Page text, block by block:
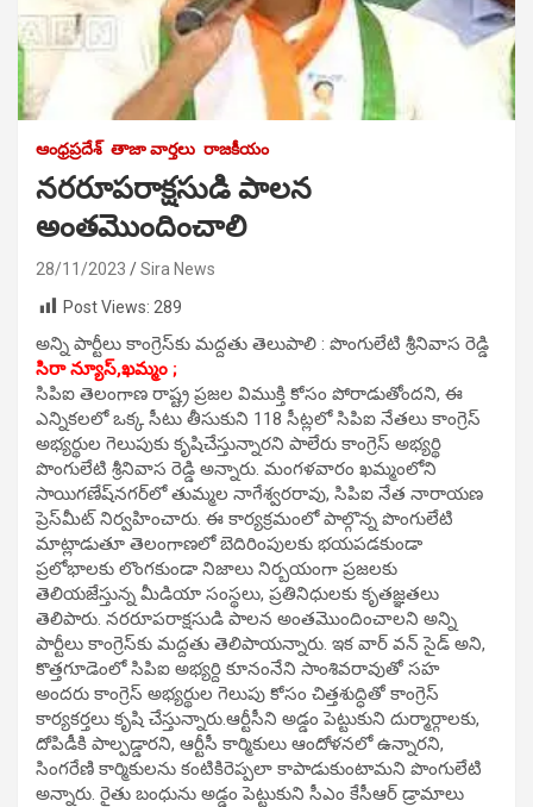
ఆంధ్రప్రదేశ్ తాజా వార్తలు రాజకీయం
నరరూపరాక్షసుడి పాలన
అంతమొందించాలి
28/11/2023
Sira News
Post Views: 289
అన్ని పార్టీలు కాంగ్రెస్‌కు మద్దతు తెలుపాలి : పొంగులేటి శ్రీనివాస రెడ్డి
సిరా న్యూస్,ఖమ్మం ;
సిపిఐ తెలంగాణ రాష్ట్ర ప్రజల విముక్తి కోసం పోరాడుతోందని, ఈ
ఎన్నికలలో ఒక్క సీటు తీసుకుని 118 సీట్లలో సిపిఐ నేతలు కాంగ్రెస్
అభ్యర్థుల గెలుపుకు కృషిచేస్తున్నారని పాలేరు కాంగ్రెస్ అభ్యర్థి
పొంగులేటి శ్రీనివాస రెడ్డి అన్నారు. మంగళవారం ఖమ్మంలోని
సాయిగణేష్‌నగర్‌లో తుమ్మల నాగేశ్వరరావు, సిపిఐ నేత నారాయణ
ప్రెస్‌మీట్ నిర్వహించారు. ఈ కార్యక్రమంలో పాల్గొన్న పొంగులేటి
మాట్లాడుతూ తెలంగాణలో బెదిరింపులకు భయపడకుండా
ప్రలోభాలకు లొంగకుండా నిజాలు నిర్బయంగా ప్రజలకు
తెలియజేస్తున్న మీడియా సంస్థలు, ప్రతినిధులకు కృతజ్ఞతలు
తెలిపారు. నరరూపరాక్షసుడి పాలన అంతమొందించాలని అన్ని
పార్టీలు కాంగ్రెస్‌కు మద్దతు తెలిపాయన్నారు. ఇక వార్ వన్ సైడ్ అని,
కొత్తగూడెంలో సిపిఐ అభ్యర్ది కూనంనేని సాంశివరావుతో సహ
అందరు కాంగ్రెస్ అభ్యర్థుల గెలుపు కోసం చిత్తశుద్ధితో కాంగ్రెస్
కార్యకర్తలు కృషి చేస్తున్నారు.ఆర్టీసీని అడ్డం పెట్టుకుని దుర్మార్గాలకు,
దోపిడీకి పాల్పడ్డారని, ఆర్టీసీ కార్మికులు ఆందోళనలో ఉన్నారని,
సింగరేణి కార్మికులను కంటికిరెప్పలా కాపాడుకుంటామని పొంగులేటి
అన్నారు. రైతు బంధును అడ్డం పెట్టుకుని సీఎం కేసీఆర్ డ్రామాలు